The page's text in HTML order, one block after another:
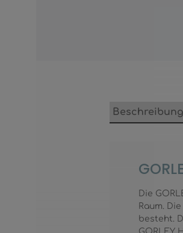
Beschreibung
Die
Raum.
besteht.